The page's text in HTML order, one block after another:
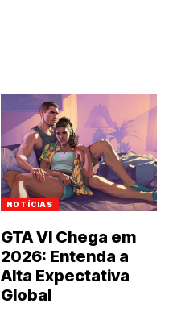
NOTÍCIAS
GTA VI Chega em
2026: Entenda a
Alta Expectativa
Global